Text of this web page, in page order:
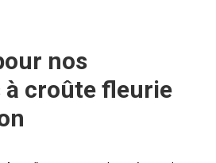
nos
croûte fleurie